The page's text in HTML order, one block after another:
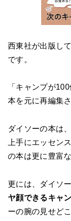
西東社が出版し
です。
「キャンプが
本を元に再編集
ダイソーの本は
上手にエッセン
の本は更に豊富
更には、ダイソ
ヤ顔できるキャ
ーの腕の見せど